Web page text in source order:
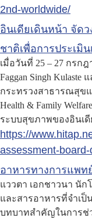
2nd-worldwide/
อินเดียเดินหน้า จัด
ชาติเพื่อการประเมิ
เมื่อวันที่ 25 – 27 กรกฎ
Faggan Singh Kulaste
กระทรวงสาธารณสุขแ
Health & Family
ระบบสุขภาพของอินเ
https://
assessment-
อาหารทางการแพท
แววตา เอกชาวนา นั
และสารอาหารที่จำเป็
บทบาทสำคัญในการช่